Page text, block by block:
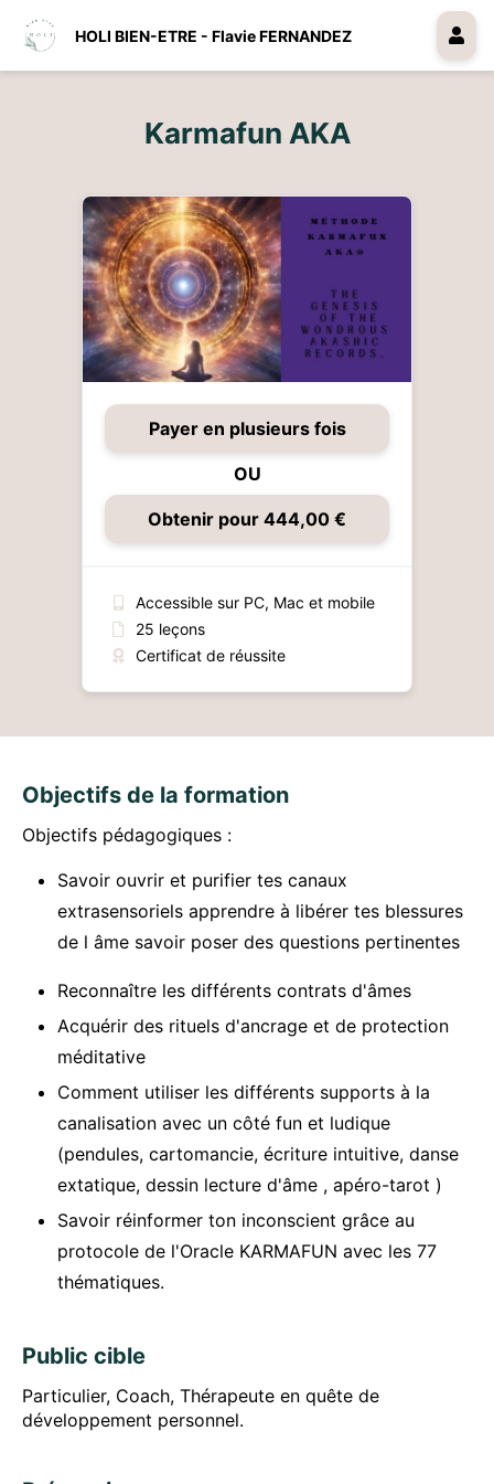
HOLI BIEN-ETRE - Flavie FERNANDEZ
Karmafun AKA
Payer en plusieurs fois
OU
Obtenir pour 444,00 €
Accessible sur PC, Mac et mobile
25 leçons
Certificat de réussite
Objectifs de la formation
Objectifs pédagogiques :
Savoir ouvrir et purifier tes canaux
extrasensoriels apprendre à libérer tes blessures
de l âme savoir poser des questions pertinentes
Reconnaître les différents contrats d'âmes
Acquérir des rituels d'ancrage et de protection
méditative
Comment utiliser les différents supports à la
canalisation avec un côté fun et ludique
(pendules, cartomancie, écriture intuitive, danse
extatique, dessin lecture d'âme , apéro-tarot )
Savoir réinformer ton inconscient grâce au
protocole de l'Oracle KARMAFUN avec les 77
thématiques.
Public cible
Particulier, Coach, Thérapeute en quête de
développement personnel.